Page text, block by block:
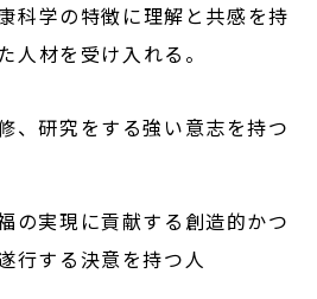
科学の特徴に理解と共感を持
人材を受け入れる。
、研究をする強い意志を持つ
の実現に貢献する創造的かつ
行する決意を持つ人